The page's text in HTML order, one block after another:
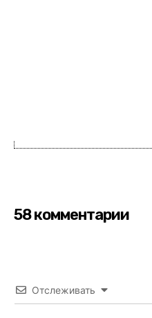
58 комментарии
Отслеживать